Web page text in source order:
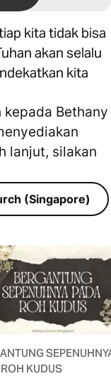
kita tidak bisa
akan selalu
kita
Bethany
lanjut, silakan
(Singapore)
KUDUS